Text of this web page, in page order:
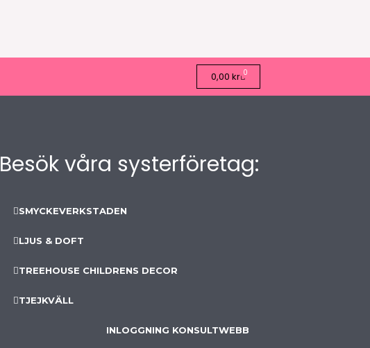
0,00 kr 0
Varukorg
Besök våra systerföretag:
SMYCKEVERKSTADEN
LJUS & DOFT
TREEHOUSE CHILDRENS DECOR
TJEJKVÄLL
INLOGGNING KONSULTWEBB